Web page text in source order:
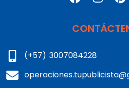
(+57) 3007084228